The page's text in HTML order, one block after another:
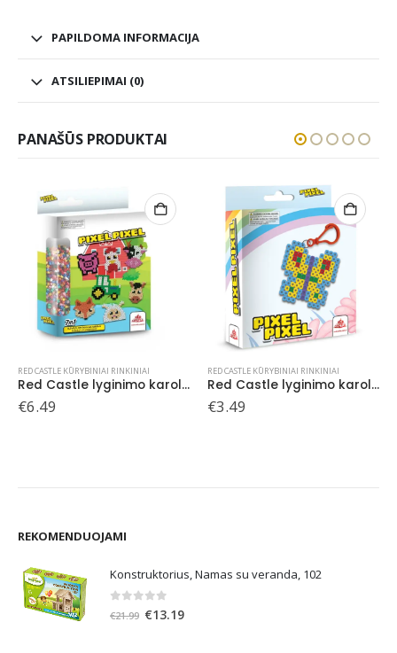
PAPILDOMA INFORMACIJA
ATSILIEPIMAI (0)
PANAŠŪS PRODUKTAI
RED CASTLE KŪRYBINIAI RINKINIAI
Red Castle lyginimo karoliukai, pakabukas Drugelis
€3.49
NETURIME
RED CASTLE KŪRYBINIAI RINKINIAI
Red Castle piešimo smėliu rinkinys 3in1
€9.99
REKOMENDUOJAMI
Konstruktorius, Namas su veranda, 102
out of 5
€21.99 Original
€13.19Current